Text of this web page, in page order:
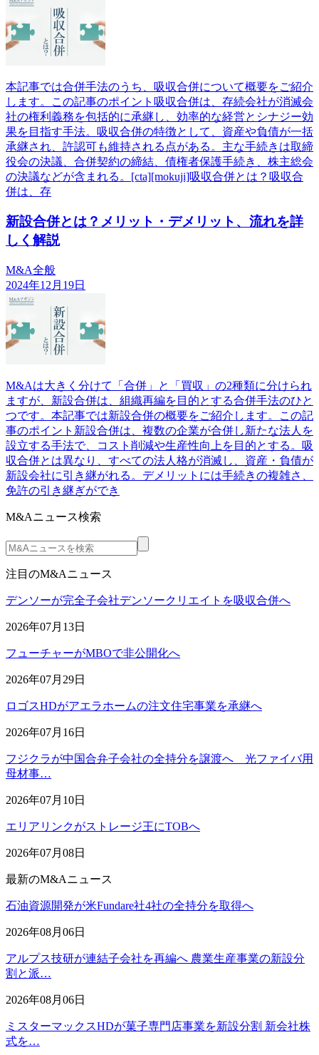
本記事では合併手法のうち、吸収合併について概要をご紹介
します。この記事のポイント吸収合併は、存続会社が消滅会
社の権利義務を包括的に承継し、効率的な経営とシナジー効
果を目指す手法。吸収合併の特徴として、資産や負債が一括
承継され、許認可も維持される点がある。主な手続きは取締
役会の決議、合併契約の締結、債権者保護手続き、株主総会
の決議などが含まれる。[cta][mokuji]吸収合併とは？吸収合
併は、存
新設合併とは？メリット・デメリット、流れを詳
しく解説
M&A全般
2024年12月19日
M&Aは大きく分けて「合併」と「買収」の2種類に分けられ
ますが、新設合併は、組織再編を目的とする合併手法のひと
つです。本記事では新設合併の概要をご紹介します。この記
事のポイント新設合併は、複数の企業が合併し新たな法人を
設立する手法で、コスト削減や生産性向上を目的とする。吸
収合併とは異なり、すべての法人格が消滅し、資産・負債が
新設会社に引き継がれる。デメリットには手続きの複雑さ、
免許の引き継ぎができ
M&Aニュース検索
注目のM&Aニュース
デンソーが完全子会社デンソークリエイトを吸収合併へ
2026年07月13日
フューチャーがMBOで非公開化へ
2026年07月29日
ロゴスHDがアエラホームの注文住宅事業を承継へ
2026年07月16日
フジクラが中国合弁子会社の全持分を譲渡へ 光ファイバ用
母材事…
2026年07月10日
エリアリンクがストレージ王にTOBへ
2026年07月08日
最新のM&Aニュース
石油資源開発が米Fundare社4社の全持分を取得へ
2026年08月06日
アルプス技研が連結子会社を再編へ 農業生産事業の新設分
割と派…
2026年08月06日
ミスターマックスHDが菓子専門店事業を新設分割 新会社株
式を…